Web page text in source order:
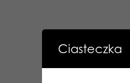
Ciasteczka